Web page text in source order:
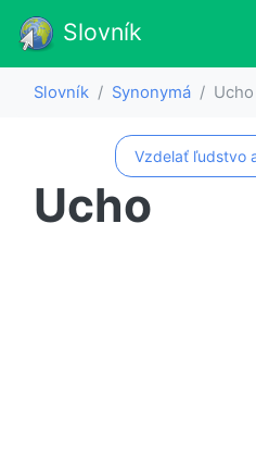
Slovník
Slovník Synonymá Ucho
Vzdelať ľudstvo
Ucho